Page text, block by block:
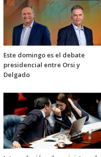
Este domingo es el debate
presidencial entre Orsi y
Delgado